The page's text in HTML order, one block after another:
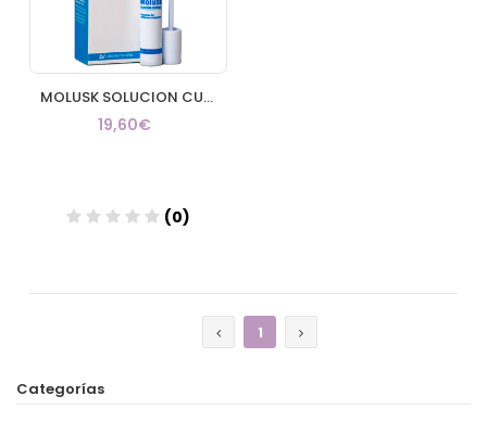
MOLUSK SOLUCION CUTANEA 1 ENVASE 3 g
19,60€
(0)
1
Categorías